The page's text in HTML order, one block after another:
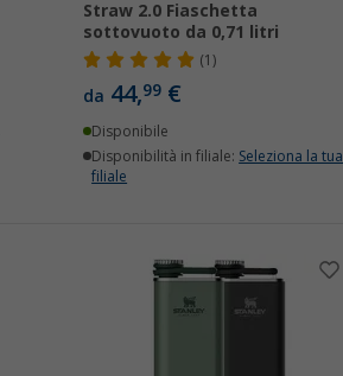
Straw 2.0 Fiaschetta
sottovuoto da 0,71 litri
(1)
da 44,99€
Disponibile
Disponibilità in filiale: Seleziona la tua
filiale